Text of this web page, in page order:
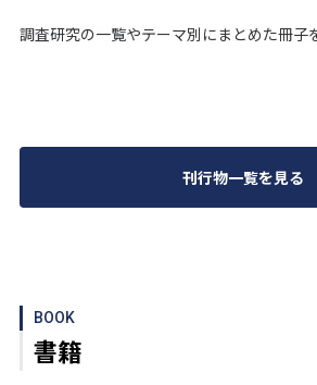
調査研究の一覧やテーマ別にまとめた冊子
刊行物一覧を見る
BOOK
書籍